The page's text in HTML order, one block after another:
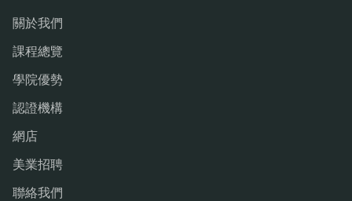
關於我們
課程總覽
學院優勢
認證機構
網店
美業招聘
聯絡我們